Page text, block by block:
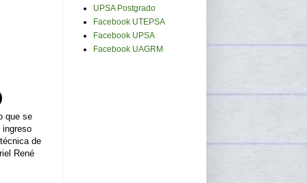
que se
ingreso
de
René
UPSA Postgrado
Facebook UTEPSA
Facebook UPSA
Facebook UAGRM